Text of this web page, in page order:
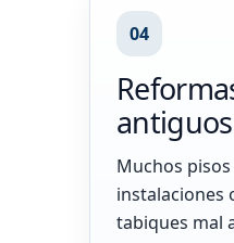
04
antiguos
Muchos
instalaciones
tabiques mal